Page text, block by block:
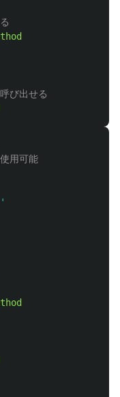
び出せる
用可能